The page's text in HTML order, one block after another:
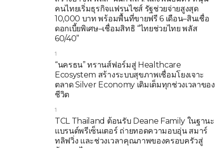
คนไทยเริ่มธุรกิจแฟรนไชส์ รัฐช่วยจ่ายสูงสุด
10,000 บาท พร้อมพื้นที่ขายฟรี 6 เดือน–สินเชื่อ
ดอกเบี้ยพิเศษ–เชื่อมสิทธิ “ไทยช่วยไทย พลัส
60/40”
1
“นครธน” ทรานส์ฟอร์มสู่ Healthcare
Ecosystem สร้างระบบสุขภาพเชื่อมโยงเจาะ
ตลาด Silver Economy เติมเต็มทุกช่วงเวลาของ
ชีวิต
1
TCL Thailand ต้อนรับ Deane Family ในฐานะ
แบรนด์พรีเซ็นเตอร์ ถ่ายทอดความอบอุ่น สมาร์
ทลิฟวิ่ง และช่วงเวลาคุณภาพของครอบครัวสู่